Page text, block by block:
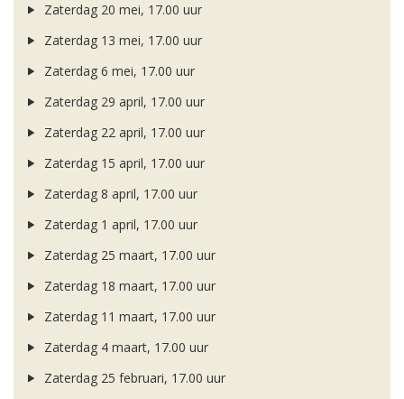
Zaterdag 20 mei, 17.00 uur
Zaterdag 13 mei, 17.00 uur
Zaterdag 6 mei, 17.00 uur
Zaterdag 29 april, 17.00 uur
Zaterdag 22 april, 17.00 uur
Zaterdag 15 april, 17.00 uur
Zaterdag 8 april, 17.00 uur
Zaterdag 1 april, 17.00 uur
Zaterdag 25 maart, 17.00 uur
Zaterdag 18 maart, 17.00 uur
Zaterdag 11 maart, 17.00 uur
Zaterdag 4 maart, 17.00 uur
Zaterdag 25 februari, 17.00 uur